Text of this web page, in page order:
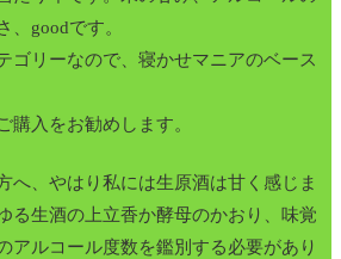
、goodです。
ゴリーなので、寝かせマニアのベース
購入をお勧めします。
へ、やはり私には生原酒は甘く感じま
る生酒の上立香か酵母のかおり、味覚
アルコール度数を鑑別する必要があり